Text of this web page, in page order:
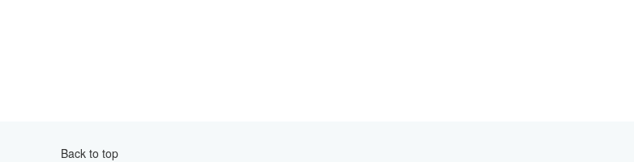
Back to top